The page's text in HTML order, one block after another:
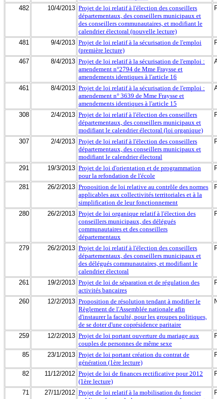
482 10/4/2013 Projet de loi relatif à l'élection des conseillers
départementaux, des conseillers municipaux et
des conseillers communautaires, et modifiant le
calendrier électoral (nouvelle lecture)
481 9/4/2013 Projet de loi relatif à la sécurisation de l'emploi
(première lecture)
467 8/4/2013 Projet de loi relatif à la sécurisation de l'emploi :
amendement n°2794 de Mme Fraysse et
amendements identiques à l'article 16
461 8/4/2013 Projet de loi relatif à la sécurisation de l'emploi :
amendement n° 3639 de Mme Fraysse et
amendements identiques à l'article 15
308 2/4/2013 Projet de loi relatif à l'élection des conseillers
départementaux, des conseillers municipaux et
modifiant le calendrier électoral (loi organique)
307 2/4/2013 Projet de loi relatif à l'élection des conseillers
départementaux, des conseillers municipaux et
modifiant le calendrier électoral
291 19/3/2013 Projet de loi d'orientation et de programmation
pour la refondation de l'école
281 26/2/2013 Proposition de loi relative au contrôle des normes
applicables aux collectivités territoriales et à la
simplification de leur fonctionnement
280 26/2/2013 Projet de loi organique relatif à l'élection des
conseillers municipaux, des délégués
communautaires et des conseillers
départementaux
279 26/2/2013 Projet de loi relatif à l'élection des conseillers
départementaux, des conseillers municipaux et
des délégués communautaires, et modifiant le
calendrier électoral
261 19/2/2013 Projet de loi de séparation et de régulation des
activités bancaires
260 12/2/2013 Proposition de résolution tendant à modifier le
Règlement de l'Assemblée nationale afin
d'instaurer la faculté, pour les groupes politiques,
de se doter d'une coprésidence paritaire
259 12/2/2013 Projet de loi portant ouverture du mariage aux
couples de personnes de même sexe
85 23/1/2013 Projet de loi portant création du contrat de
génération (1ère lecture)
82 11/12/2012 Projet de loi de finances rectificative pour 2012
(1ère lecture)
71 27/11/2012 Projet de loi relatif à la mobilisation du foncier